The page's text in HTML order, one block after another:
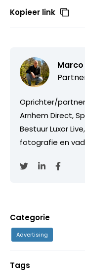
Kopieer link
Oprichter/
Arnhem Direct,
Bestuur Luxor
fotografie en
Categorie
Advertising
Tags